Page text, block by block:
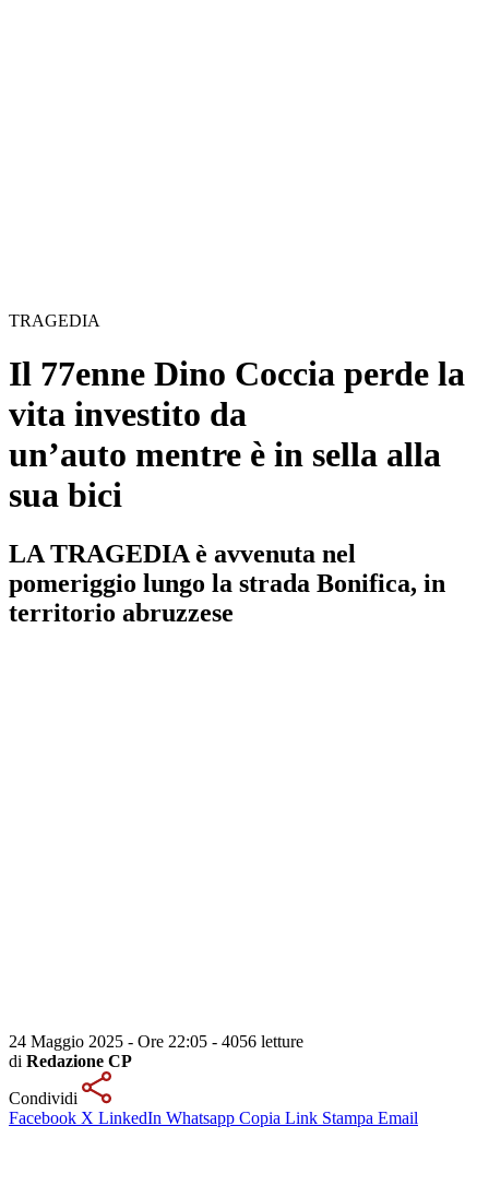
TRAGEDIA
Il 77enne Dino Coccia perde la
vita investito da
un’auto mentre è in sella alla
sua bici
LA TRAGEDIA è avvenuta nel
pomeriggio lungo la strada Bonifica, in
territorio abruzzese
24 Maggio 2025 - Ore 22:05 - 4056 letture
di Redazione CP
Condividi
Facebook X LinkedIn Whatsapp Copia Link Stampa Email